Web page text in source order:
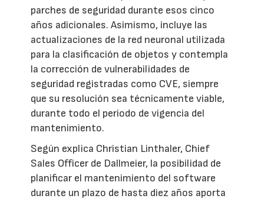
parches de seguridad durante esos cinco
años adicionales. Asimismo, incluye las
actualizaciones de la red neuronal utilizada
para la clasificación de objetos y contempla
la corrección de vulnerabilidades de
seguridad registradas como CVE, siempre
que su resolución sea técnicamente viable,
durante todo el periodo de vigencia del
mantenimiento.
Según explica Christian Linthaler, Chief
Sales Officer de Dallmeier, la posibilidad de
planificar el mantenimiento del software
durante un plazo de hasta diez años aporta